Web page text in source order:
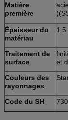
Matière
première
Épaisseur du
matériau
1.5
Traitement de
surface
et
Couleurs des
rayonnages
Code du SH